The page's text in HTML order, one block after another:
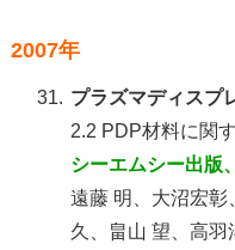
2007年
31. プラズマディスプ
2.2 PDP材料に関
シーエムシー出版
遠藤 明、大沼宏彰
久、畠山 望、高羽